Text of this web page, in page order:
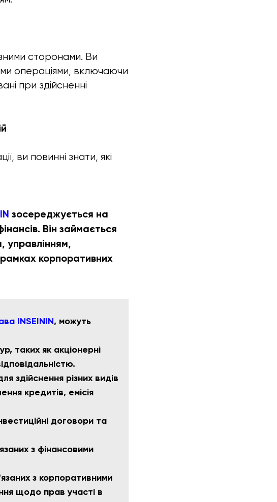
сторонами. Ви
операціями, включаючи
при здійсненні
ви повинні знати, які
зосереджується на
Він займається
управлінням,
корпоративних
INSEININ, можуть
таких як акціонерні
здійснення різних видів
кредитів, емісія
договори та
з фінансовими
з корпоративними
щодо прав участі в